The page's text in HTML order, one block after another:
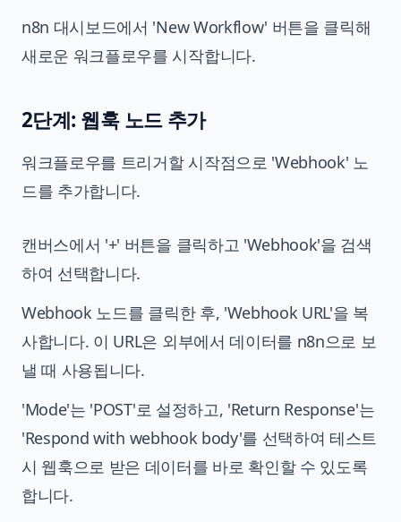
n8n 대시보드에서 'New Workflow' 버튼을 클릭해
새로운 워크플로우를 시작합니다.
2단계: 웹훅 노드 추가
워크플로우를 트리거할 시작점으로 'Webhook' 노
드를 추가합니다.
캔버스에서 '+' 버튼을 클릭하고 'Webhook'을 검색
하여 선택합니다.
Webhook 노드를 클릭한 후, 'Webhook URL'을 복
사합니다. 이 URL은 외부에서 데이터를 n8n으로 보
낼 때 사용됩니다.
'Mode'는 'POST'로 설정하고, 'Return Response'는
'Respond with webhook body'를 선택하여 테스트
시 웹훅으로 받은 데이터를 바로 확인할 수 있도록
합니다.